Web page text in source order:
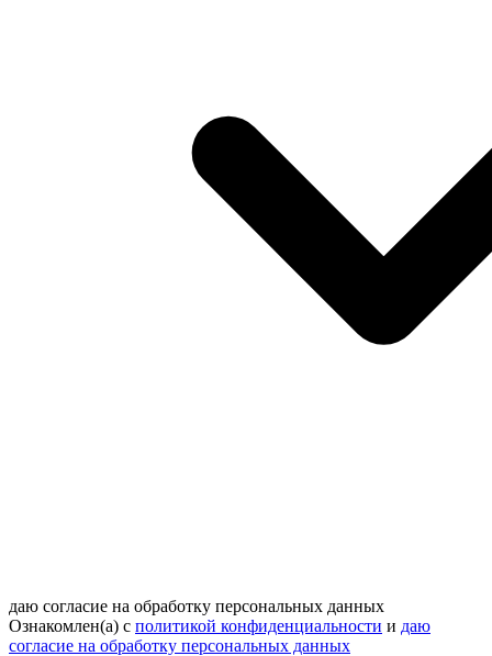
даю согласие на обработку персональных данных
Ознакомлен(а) с политикой конфиденциальности и даю
согласие на обработку персональных данных